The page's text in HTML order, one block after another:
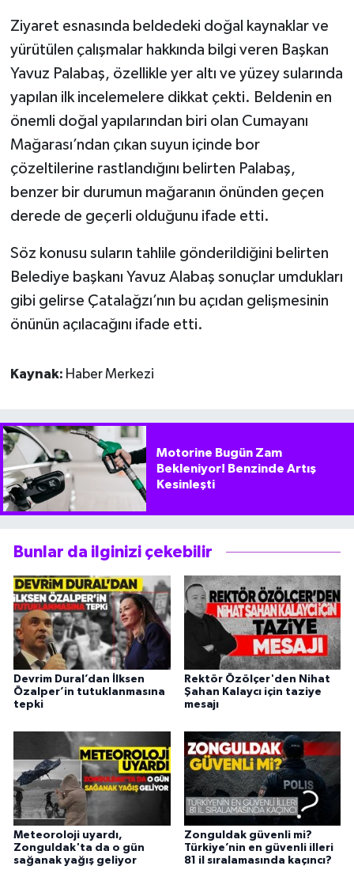
Ziyaret esnasında beldedeki doğal kaynaklar ve
yürütülen çalışmalar hakkında bilgi veren Başkan
Yavuz Palabaş, özellikle yer altı ve yüzey sularında
yapılan ilk incelemelere dikkat çekti. Beldenin en
önemli doğal yapılarından biri olan Cumayanı
Mağarası’ndan çıkan suyun içinde bor
çözeltilerine rastlandığını belirten Palabaş,
benzer bir durumun mağaranın önünden geçen
derede de geçerli olduğunu ifade etti.
Söz konusu suların tahlile gönderildiğini belirten
Belediye başkanı Yavuz Alabaş sonuçlar umdukları
gibi gelirse Çatalağzı’nın bu açıdan gelişmesinin
önünün açılacağını ifade etti.
Kaynak: Haber Merkezi
Motorine Bugün Zam
Bekleniyor! Benzinde Artış
Kesinleşti
Bunlar da ilginizi çekebilir
Devrim Dural’dan İlksen
Özalper’in tutuklanmasına
tepki
Rektör Özölçer'den Nihat
Şahan Kalaycı için taziye
mesajı
Meteoroloji uyardı,
Zonguldak'ta da o gün
sağanak yağış geliyor
Zonguldak güvenli mi?
Türkiye’nin en güvenli illeri
81 il sıralamasında kaçıncı?